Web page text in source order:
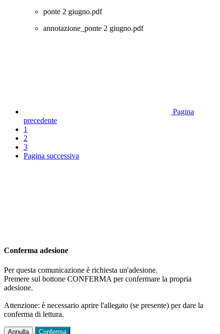
ponte 2 giugno.pdf
annotazione_ponte 2 giugno.pdf
Pagina
precedente
1
2
3
Pagina successiva
Conferma adesione
Per questa comunicazione è richiesta un'adesione.
Premere sul bottone CONFERMA per confermare la propria
adesione.
Attenzione: è necessario aprire l'allegato (se presente) per dare la
conferma di lettura.
Annulla Conferma